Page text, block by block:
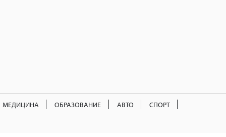
МЕДИЦИНА ОБРАЗОВАНИЕ АВТО СПОРТ